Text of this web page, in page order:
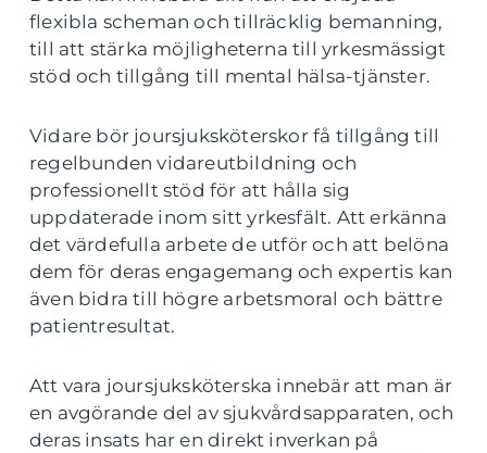
flexibla scheman och tillräcklig bemanning,
till att stärka möjligheterna till yrkesmässigt
stöd och tillgång till mental hälsa-tjänster.
Vidare bör joursjuksköterskor få tillgång till
regelbunden vidareutbildning och
professionellt stöd för att hålla sig
uppdaterade inom sitt yrkesfält. Att erkänna
det värdefulla arbete de utför och att belöna
dem för deras engagemang och expertis kan
även bidra till högre arbetsmoral och bättre
patientresultat.
Att vara joursjuksköterska innebär att man är
en avgörande del av sjukvårdsapparaten, och
deras insats har en direkt inverkan på